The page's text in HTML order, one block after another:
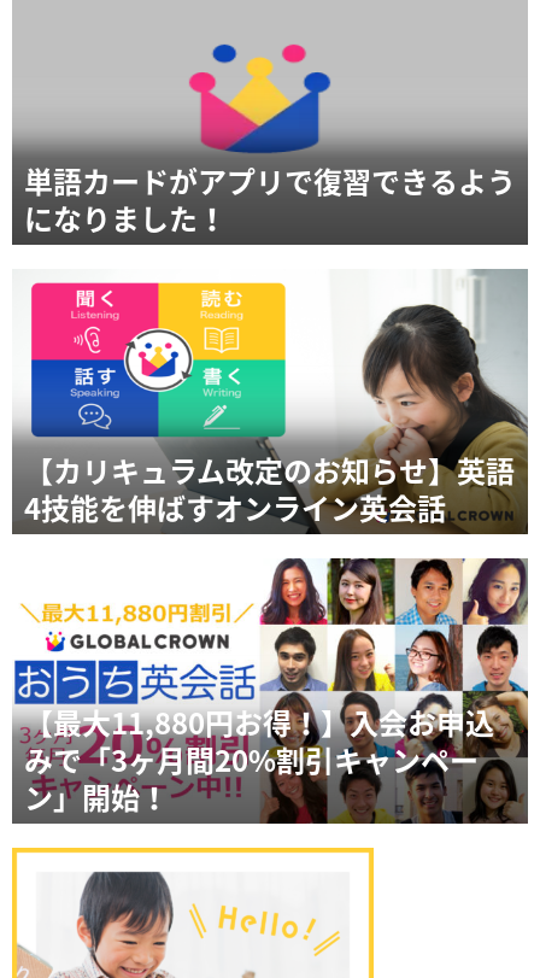
単語カードがアプリで復習できるよう
になりました！
【カリキュラム改定のお知らせ】英語
4技能を伸ばすオンライン英会話
【最大11,880円お得！】入会お申込
みで「3ヶ月間20%割引キャンペー
ン」開始！